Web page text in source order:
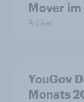
Mover
Artikel
YouGov
Monats